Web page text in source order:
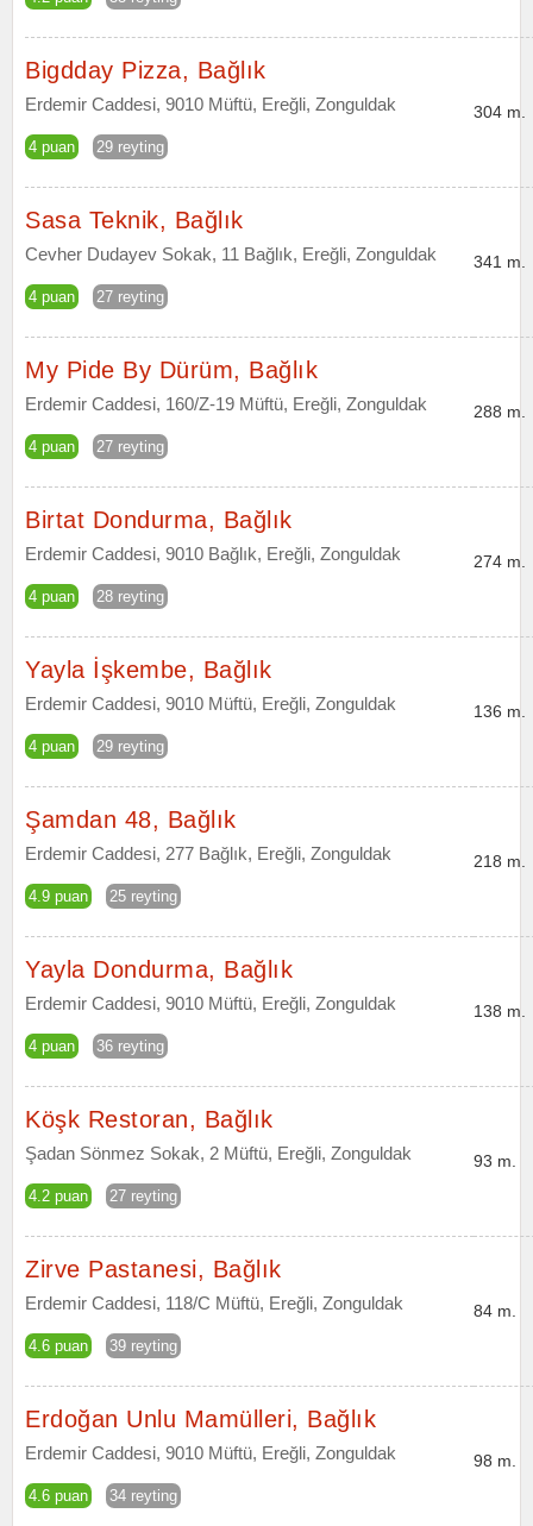
Bigdday Pizza, Bağlık
Erdemir Caddesi, 9010 Müftü, Ereğli, Zonguldak
4 puan 29 reyting
304 m.
Sasa Teknik, Bağlık
Cevher Dudayev Sokak, 11 Bağlık, Ereğli, Zonguldak
4 puan 27 reyting
341 m.
My Pide By Dürüm, Bağlık
Erdemir Caddesi, 160/Z-19 Müftü, Ereğli, Zonguldak
4 puan 27 reyting
288 m.
Birtat Dondurma, Bağlık
Erdemir Caddesi, 9010 Bağlık, Ereğli, Zonguldak
4 puan 28 reyting
274 m.
Yayla İşkembe, Bağlık
Erdemir Caddesi, 9010 Müftü, Ereğli, Zonguldak
4 puan 29 reyting
136 m.
Şamdan 48, Bağlık
Erdemir Caddesi, 277 Bağlık, Ereğli, Zonguldak
4.9 puan 25 reyting
218 m.
Yayla Dondurma, Bağlık
Erdemir Caddesi, 9010 Müftü, Ereğli, Zonguldak
4 puan 36 reyting
138 m.
Köşk Restoran, Bağlık
Şadan Sönmez Sokak, 2 Müftü, Ereğli, Zonguldak
4.2 puan 27 reyting
93 m.
Zirve Pastanesi, Bağlık
Erdemir Caddesi, 118/C Müftü, Ereğli, Zonguldak
4.6 puan 39 reyting
84 m.
Erdoğan Unlu Mamülleri, Bağlık
Erdemir Caddesi, 9010 Müftü, Ereğli, Zonguldak
4.6 puan 34 reyting
98 m.